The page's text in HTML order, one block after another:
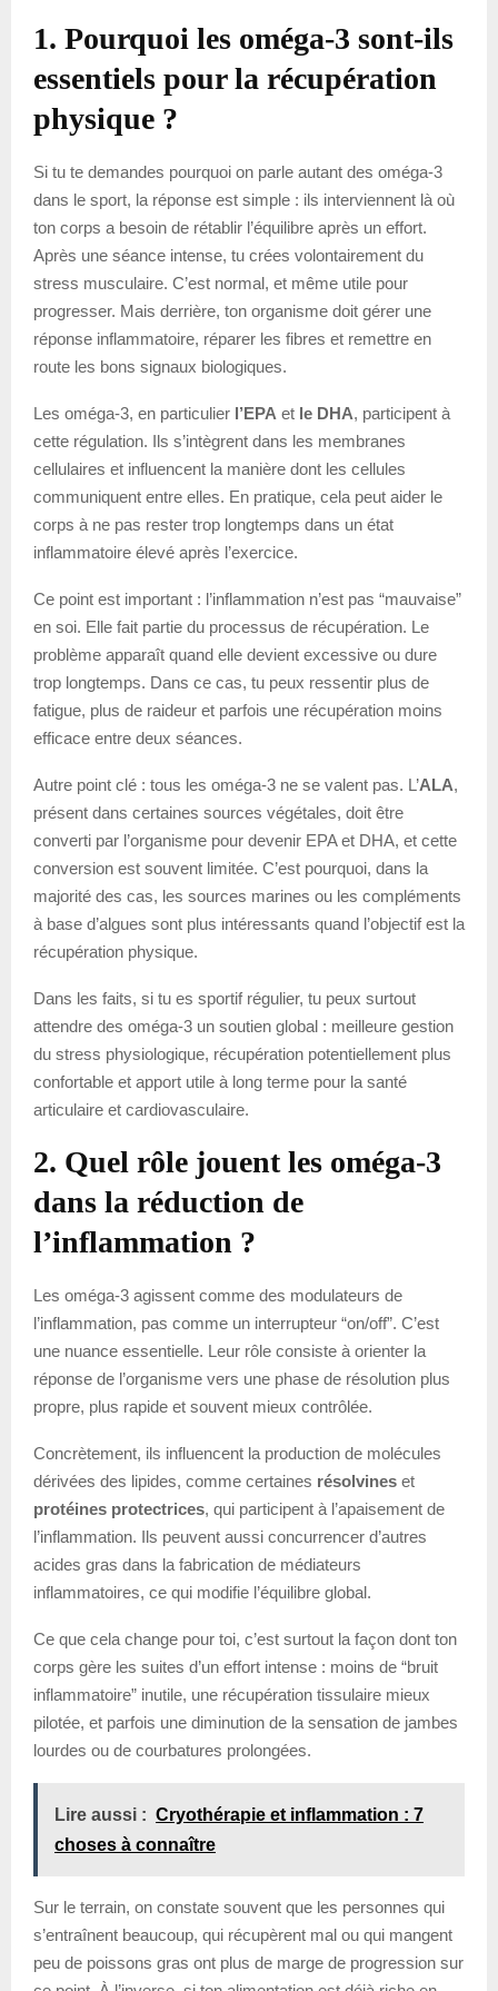
1. Pourquoi les oméga-3 sont-ils
essentiels pour la récupération
physique ?
Si tu te demandes pourquoi on parle autant des oméga-3
dans le sport, la réponse est simple : ils interviennent là où
ton corps a besoin de rétablir l’équilibre après un effort.
Après une séance intense, tu crées volontairement du
stress musculaire. C’est normal, et même utile pour
progresser. Mais derrière, ton organisme doit gérer une
réponse inflammatoire, réparer les fibres et remettre en
route les bons signaux biologiques.
Les oméga-3, en particulier l’EPA et le DHA, participent à
cette régulation. Ils s’intègrent dans les membranes
cellulaires et influencent la manière dont les cellules
communiquent entre elles. En pratique, cela peut aider le
corps à ne pas rester trop longtemps dans un état
inflammatoire élevé après l’exercice.
Ce point est important : l’inflammation n’est pas “mauvaise”
en soi. Elle fait partie du processus de récupération. Le
problème apparaît quand elle devient excessive ou dure
trop longtemps. Dans ce cas, tu peux ressentir plus de
fatigue, plus de raideur et parfois une récupération moins
efficace entre deux séances.
Autre point clé : tous les oméga-3 ne se valent pas. L’ALA,
présent dans certaines sources végétales, doit être
converti par l’organisme pour devenir EPA et DHA, et cette
conversion est souvent limitée. C’est pourquoi, dans la
majorité des cas, les sources marines ou les compléments
à base d’algues sont plus intéressants quand l’objectif est la
récupération physique.
Dans les faits, si tu es sportif régulier, tu peux surtout
attendre des oméga-3 un soutien global : meilleure gestion
du stress physiologique, récupération potentiellement plus
confortable et apport utile à long terme pour la santé
articulaire et cardiovasculaire.
2. Quel rôle jouent les oméga-3
dans la réduction de
l’inflammation ?
Les oméga-3 agissent comme des modulateurs de
l’inflammation, pas comme un interrupteur “on/off”. C’est
une nuance essentielle. Leur rôle consiste à orienter la
réponse de l’organisme vers une phase de résolution plus
propre, plus rapide et souvent mieux contrôlée.
Concrètement, ils influencent la production de molécules
dérivées des lipides, comme certaines résolvines et
protéines protectrices, qui participent à l’apaisement de
l’inflammation. Ils peuvent aussi concurrencer d’autres
acides gras dans la fabrication de médiateurs
inflammatoires, ce qui modifie l’équilibre global.
Ce que cela change pour toi, c’est surtout la façon dont ton
corps gère les suites d’un effort intense : moins de “bruit
inflammatoire” inutile, une récupération tissulaire mieux
pilotée, et parfois une diminution de la sensation de jambes
lourdes ou de courbatures prolongées.
Lire aussi : Cryothérapie et inflammation : 7
choses à connaître
Sur le terrain, on constate souvent que les personnes qui
s’entraînent beaucoup, qui récupèrent mal ou qui mangent
peu de poissons gras ont plus de marge de progression sur